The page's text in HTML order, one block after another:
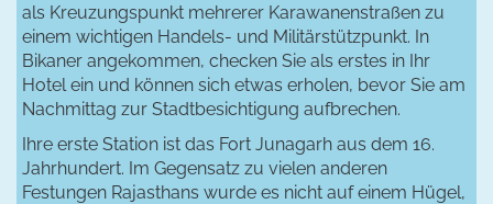
als Kreuzungspunkt mehrerer Karawanenstraßen zu
einem wichtigen Handels- und Militärstützpunkt. In
Bikaner angekommen, checken Sie als erstes in Ihr
Hotel ein und können sich etwas erholen, bevor Sie am
Nachmittag zur Stadtbesichtigung aufbrechen.
Ihre erste Station ist das Fort Junagarh aus dem 16.
Jahrhundert. Im Gegensatz zu vielen anderen
Festungen Rajasthans wurde es nicht auf einem Hügel,